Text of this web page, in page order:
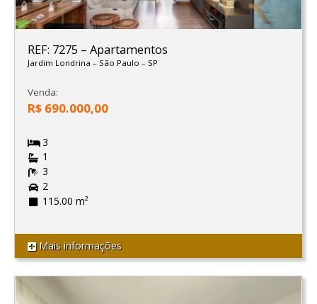
REF: 7275 – Apartamentos
Jardim Londrina – São Paulo – SP
Venda:
R$ 690.000,00
3
1
3
2
115.00 m²
Mais informações